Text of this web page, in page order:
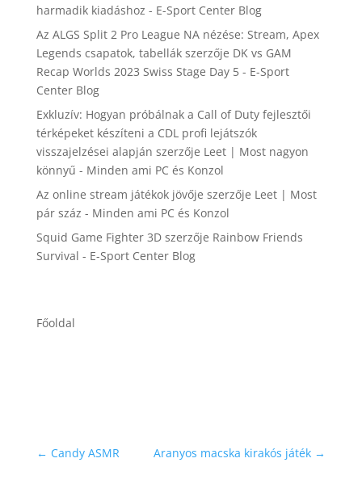
harmadik kiadáshoz - E-Sport Center Blog
Az ALGS Split 2 Pro League NA nézése: Stream, Apex
Legends csapatok, tabellákszerzője DK vs GAM
Recap Worlds 2023 Swiss Stage Day 5 - E-Sport
Center Blog
Exkluzív: Hogyan próbálnak a Call of Duty fejlesztői
térképeket készíteni a CDL profi lejátszók
visszajelzései alapján szerzője Leet | Most nagyon
könnyű - Minden ami PC és Konzol
Az online stream játékok jövője szerzője Leet | Most
pár száz - Minden ami PC és Konzol
Squid Game Fighter 3Dszerzője Rainbow Friends
Survival - E-Sport Center Blog
Főoldal
← Candy ASMR Aranyos macska kirakós játék →